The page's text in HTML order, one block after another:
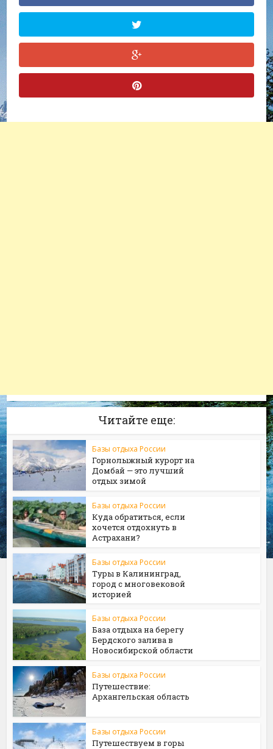
Читайте еще:
Базы отдыха России
Горнолыжный курорт на
Домбай — это лучший
отдых зимой
Базы отдыха России
Куда обратиться, если
хочется отдохнуть в
Астрахани?
Базы отдыха России
Туры в Калининград,
город с многовековой
историей
Базы отдыха России
База отдыха на берегу
Бердского залива в
Новосибирской области
Базы отдыха России
Путешествие:
Архангельская область
Базы отдыха России
Путешествуем в горы